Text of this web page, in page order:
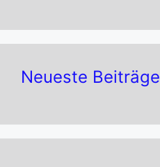
Neueste Beiträge